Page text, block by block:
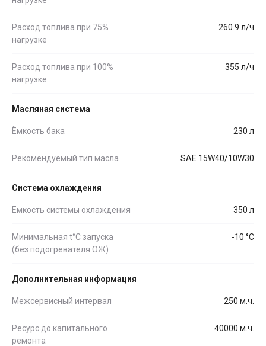
Расход топлива при 75%
нагрузке
260.9 л/ч
Расход топлива при 100%
нагрузке
355 л/ч
Масляная система
Ёмкость бака 230 л
Рекомендуемый тип масла SAE 15W40/10W30
Система охлаждения
Емкость системы охлаждения 350 л
Минимальная t°С запуска
(без подогревателя ОЖ)
-10 °С
Дополнительная информация
Межсервисный интервал 250 м.ч.
Ресурс до капитального
ремонта
40000 м.ч.